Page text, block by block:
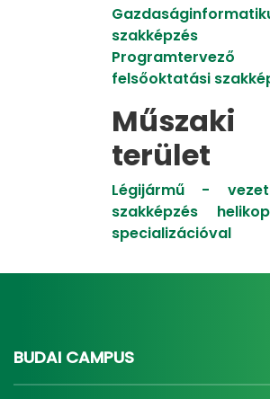
szakképzés
felsőoktatási
Műszaki
terület
Légijármű -
szakképzés
specializációval
BUDAI CAMPUS